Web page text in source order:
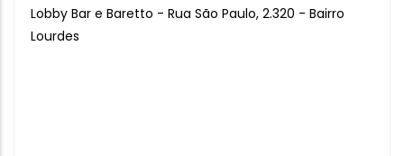
Lobby Bar e Baretto - Rua São Paulo, 2.320 - Bairro
Lourdes